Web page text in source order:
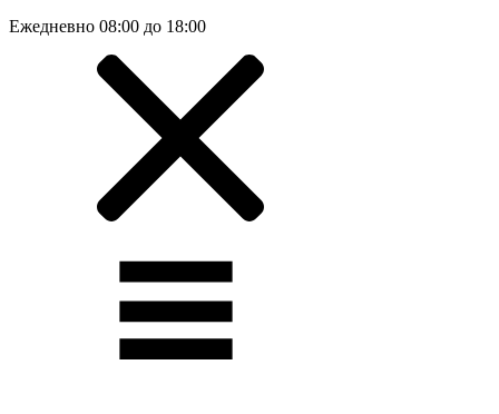
Ежедневно 08:00 до 18:00